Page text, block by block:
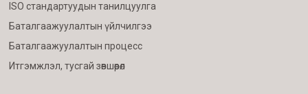
ISO стандартуудын танилцуулга
Баталгаажуулалтын үйлчилгээ
Баталгаажуулалтын процесс
Итгэмжлэл, тусгай зөвшөөрөл